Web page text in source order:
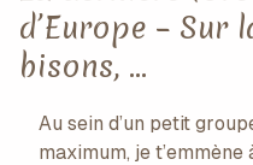
d’Europe – Sur
bisons, …
Au sein d’un petit
maximum, je